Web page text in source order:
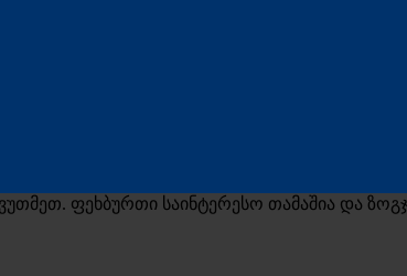
ფეხბურთი საინტერესო თამაშია და